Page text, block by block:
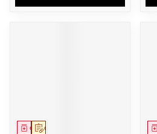
Op voorschrift
Geneesmiddel